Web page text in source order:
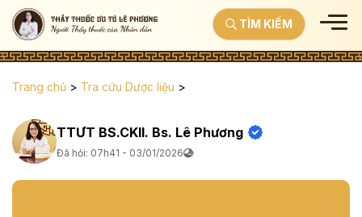
TÌM KIẾM
Trang chủ > Tra cứu Dược liệu >
TTƯT BS.CKII. Bs. Lê Phương
Đã hỏi: 07h41 - 03/01/2026